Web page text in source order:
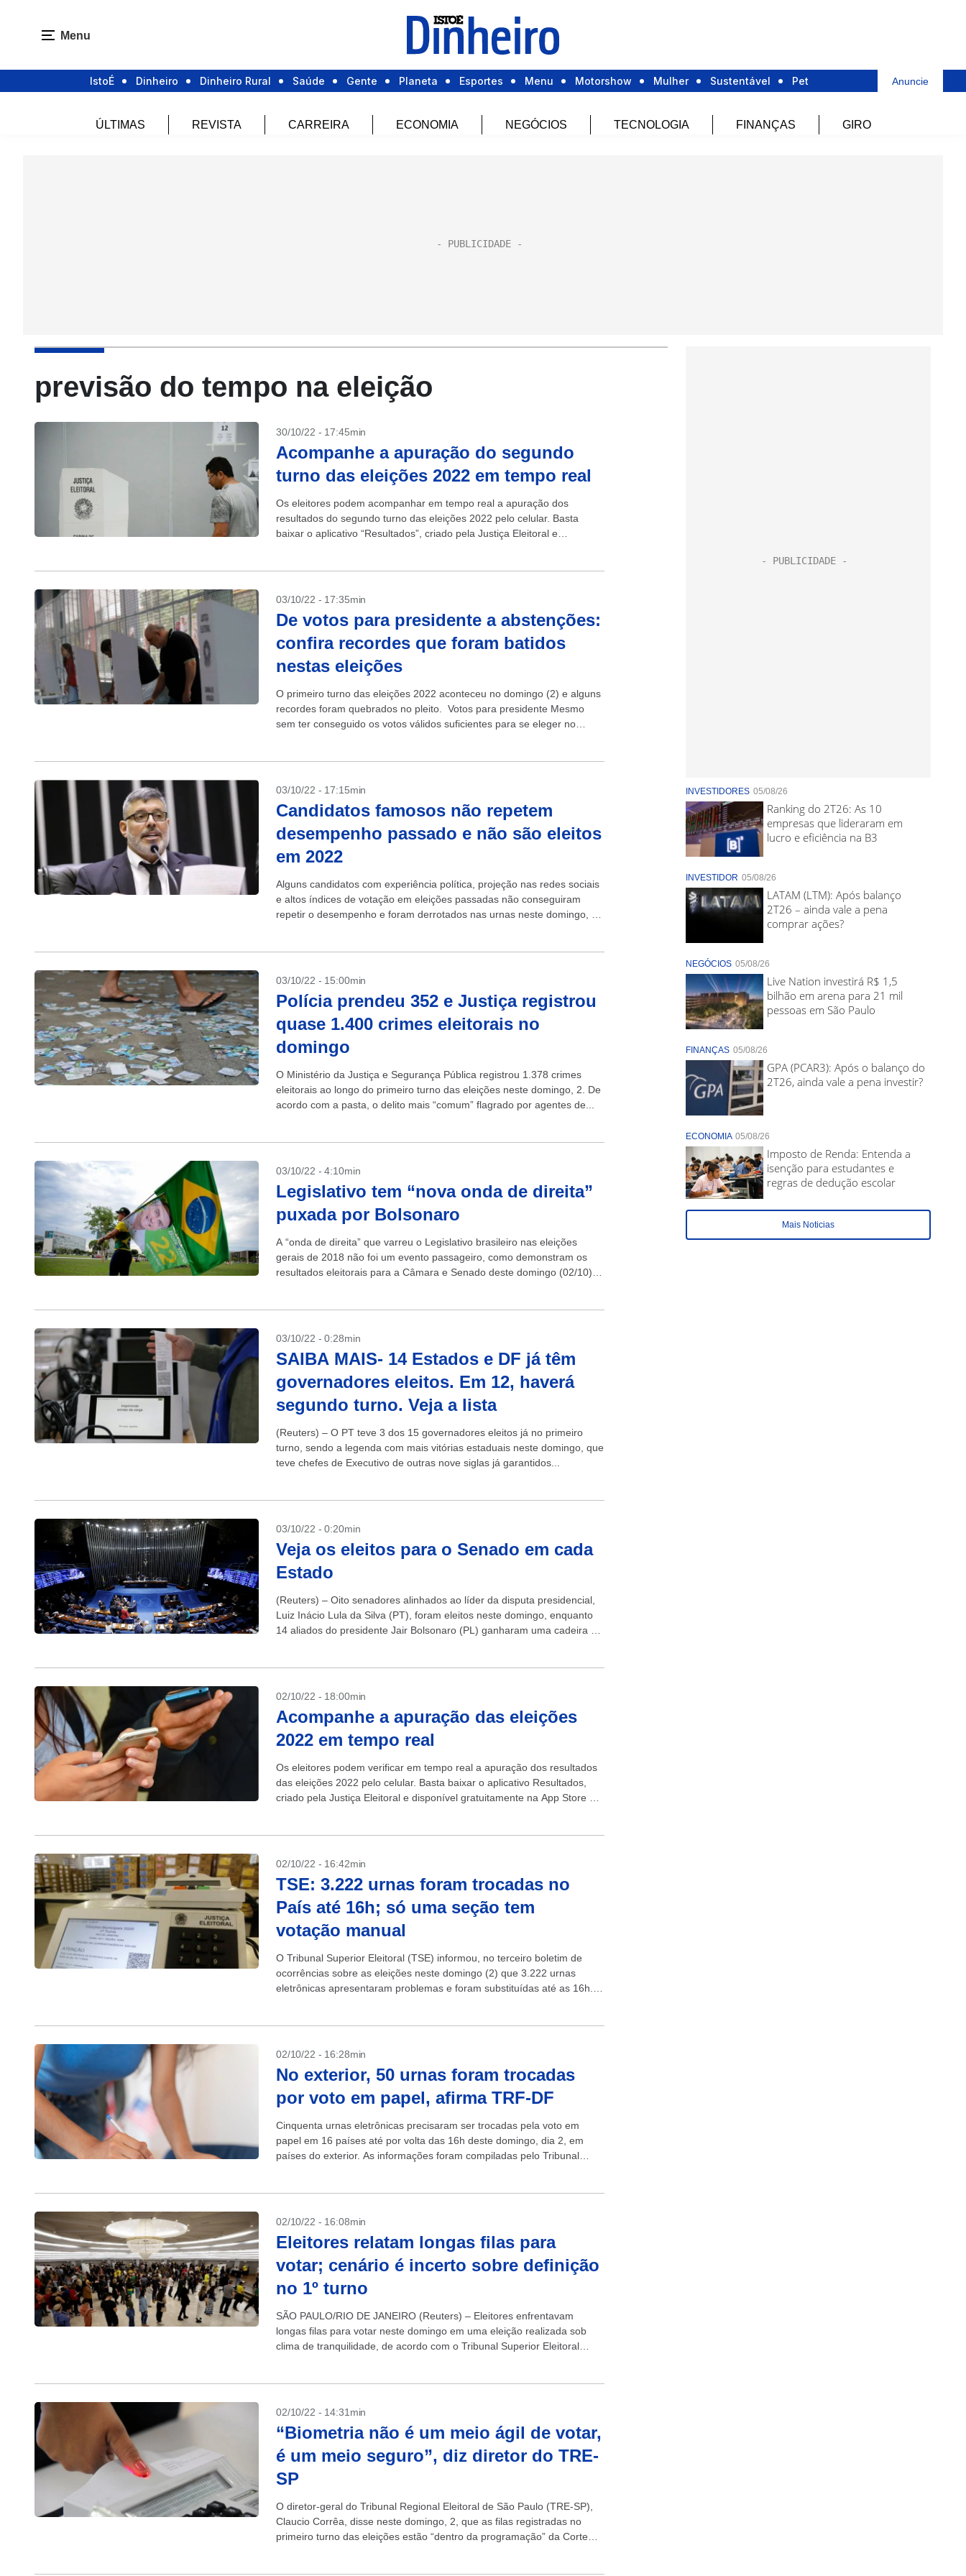
Menu
IstoÉ Dinheiro Dinheiro Rural Saúde Gente Planeta Esportes Menu Motorshow Mulher Sustentável Pet Anuncie
ÚLTIMAS REVISTA CARREIRA ECONOMIA NEGÓCIOS TECNOLOGIA FINANÇAS GIRO
previsão do tempo na eleição
30/10/22 - 17:45min
Acompanhe a apuração do segundo
turno das eleições 2022 em tempo real
Os eleitores podem acompanhar em tempo real a apuração dos
resultados do segundo turno das eleições 2022 pelo celular. Basta
baixar o aplicativo “Resultados”, criado pela Justiça Eleitoral e
03/10/22 - 17:35min
De votos para presidente a abstenções:
confira recordes que foram batidos
nestas eleições
O primeiro turno das eleições 2022 aconteceu no domingo (2) e alguns
recordes foram quebrados no pleito. Votos para presidente Mesmo
sem ter conseguido os votos válidos suficientes para se eleger no
03/10/22 - 17:15min
Candidatos famosos não repetem
desempenho passado e não são eleitos
em 2022
Alguns candidatos com experiência política, projeção nas redes sociais
e altos índices de votação em eleições passadas não conseguiram
repetir o desempenho e foram derrotados nas urnas neste domingo, 2.
03/10/22 - 15:00min
Polícia prendeu 352 e Justiça registrou
quase 1.400 crimes eleitorais no
domingo
O Ministério da Justiça e Segurança Pública registrou 1.378 crimes
eleitorais ao longo do primeiro turno das eleições neste domingo, 2. De
acordo com a pasta, o delito mais “comum” flagrado por agentes de...
03/10/22 - 4:10min
Legislativo tem “nova onda de direita”
puxada por Bolsonaro
A “onda de direita” que varreu o Legislativo brasileiro nas eleições
gerais de 2018 não foi um evento passageiro, como demonstram os
resultados eleitorais para a Câmara e Senado deste domingo (02/10).
03/10/22 - 0:28min
SAIBA MAIS- 14 Estados e DF já têm
governadores eleitos. Em 12, haverá
segundo turno. Veja a lista
(Reuters) – O PT teve 3 dos 15 governadores eleitos já no primeiro
turno, sendo a legenda com mais vitórias estaduais neste domingo, que
teve chefes de Executivo de outras nove siglas já garantidos...
03/10/22 - 0:20min
Veja os eleitos para o Senado em cada
Estado
(Reuters) – Oito senadores alinhados ao líder da disputa presidencial,
Luiz Inácio Lula da Silva (PT), foram eleitos neste domingo, enquanto
14 aliados do presidente Jair Bolsonaro (PL) ganharam uma cadeira no
02/10/22 - 18:00min
Acompanhe a apuração das eleições
2022 em tempo real
Os eleitores podem verificar em tempo real a apuração dos resultados
das eleições 2022 pelo celular. Basta baixar o aplicativo Resultados,
criado pela Justiça Eleitoral e disponível gratuitamente na App Store e
02/10/22 - 16:42min
TSE: 3.222 urnas foram trocadas no
País até 16h; só uma seção tem
votação manual
O Tribunal Superior Eleitoral (TSE) informou, no terceiro boletim de
ocorrências sobre as eleições neste domingo (2) que 3.222 urnas
eletrônicas apresentaram problemas e foram substituídas até as 16h.
02/10/22 - 16:28min
No exterior, 50 urnas foram trocadas
por voto em papel, afirma TRF-DF
Cinquenta urnas eletrônicas precisaram ser trocadas pela voto em
papel em 16 países até por volta das 16h deste domingo, dia 2, em
países do exterior. As informações foram compiladas pelo Tribunal
02/10/22 - 16:08min
Eleitores relatam longas filas para
votar; cenário é incerto sobre definição
no 1º turno
SÃO PAULO/RIO DE JANEIRO (Reuters) – Eleitores enfrentavam
longas filas para votar neste domingo em uma eleição realizada sob
clima de tranquilidade, de acordo com o Tribunal Superior Eleitoral
02/10/22 - 14:31min
“Biometria não é um meio ágil de votar,
é um meio seguro”, diz diretor do TRE-
SP
O diretor-geral do Tribunal Regional Eleitoral de São Paulo (TRE-SP),
Claucio Corrêa, disse neste domingo, 2, que as filas registradas no
primeiro turno das eleições estão “dentro da programação” da Corte
INVESTIDORES 05/08/26
Ranking do 2T26: As 10
empresas que lideraram em
lucro e eficiência na B3
INVESTIDOR 05/08/26
LATAM (LTM): Após balanço
2T26 – ainda vale a pena
comprar ações?
NEGÓCIOS 05/08/26
Live Nation investirá R$ 1,5
bilhão em arena para 21 mil
pessoas em São Paulo
FINANÇAS 05/08/26
GPA (PCAR3): Após o balanço do
2T26, ainda vale a pena investir?
ECONOMIA 05/08/26
Imposto de Renda: Entenda a
isenção para estudantes e
regras de dedução escolar
Mais Noticias